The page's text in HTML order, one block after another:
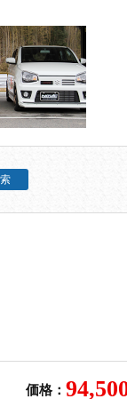
価格：